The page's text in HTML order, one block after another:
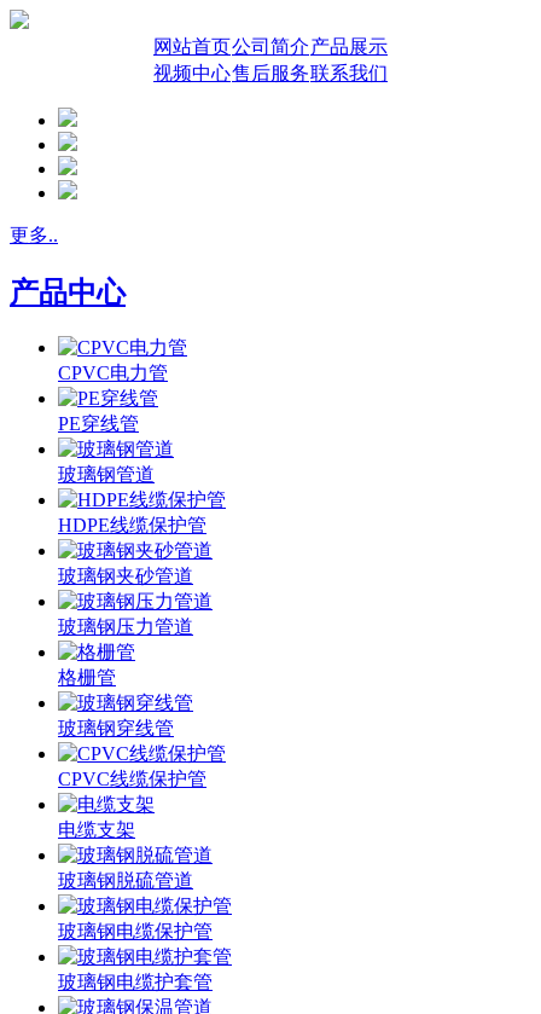
网站首页公司简介产品展示
视频中心售后服务联系我们
更多..
产品中心
CPVC电力管
PE穿线管
玻璃钢管道
HDPE线缆保护管
玻璃钢夹砂管道
玻璃钢压力管道
格栅管
玻璃钢穿线管
CPVC线缆保护管
电缆支架
玻璃钢脱硫管道
玻璃钢电缆保护管
玻璃钢电缆护套管